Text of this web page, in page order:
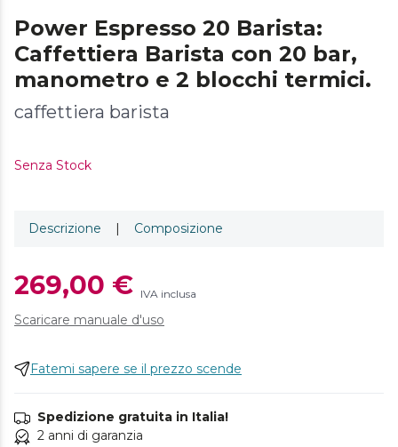
Power Espresso 20 Barista:
Caffettiera Barista con 20 bar,
manometro e 2 blocchi termici.
caffettiera barista
Senza Stock
Descrizione | Composizione
269,00 € IVA inclusa
Scaricare manuale d'uso
Fatemi sapere se il prezzo scende
Spedizione gratuita in Italia!
2 anni di garanzia